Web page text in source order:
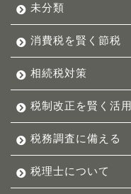
未分類
消費税を賢く節税
相続税対策
税制改正を賢く活用
税務調査に備える
税理士について